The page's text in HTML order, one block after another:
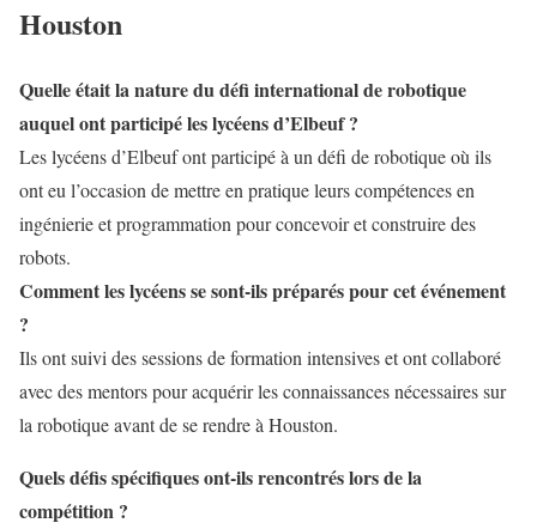
Houston
Quelle était la nature du défi international de robotique
auquel ont participé les lycéens d’Elbeuf ?
Les lycéens d’Elbeuf ont participé à un défi de robotique où ils
ont eu l’occasion de mettre en pratique leurs compétences en
ingénierie et programmation pour concevoir et construire des
robots.
Comment les lycéens se sont-ils préparés pour cet événement
?
Ils ont suivi des sessions de formation intensives et ont collaboré
avec des mentors pour acquérir les connaissances nécessaires sur
la robotique avant de se rendre à Houston.
Quels défis spécifiques ont-ils rencontrés lors de la
compétition ?